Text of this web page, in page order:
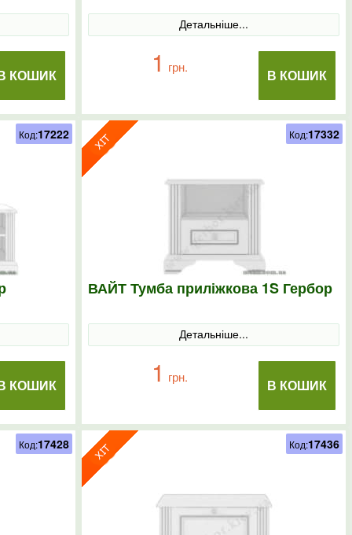
КОШИК
Детальніше...
В КОШИК
1 грн.
КОШИК
Код:17222
ВАЙТ Тумба приліжкова 1S Гербор
Детальніше...
В КОШИК
1 грн.
Код:17332
Код:17428 Код:17436